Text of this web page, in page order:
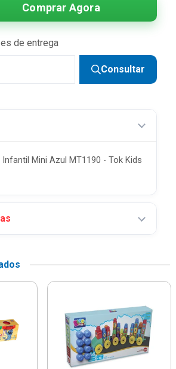
Comprar Agora
de entrega
Consultar
Infantil Mini Azul MT1190 - Tok Kids